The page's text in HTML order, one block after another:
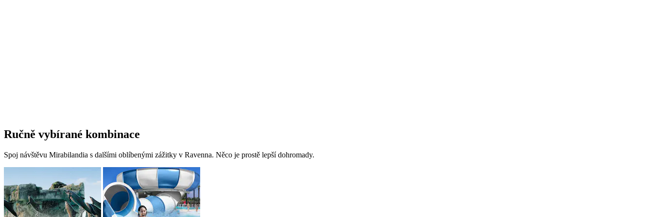
Ručně vybírané kombinace
Spoj návštěvu Mirabilandia s dalšími oblíbenými zážitky v Ravenna. Něco je prostě lepší dohromady.